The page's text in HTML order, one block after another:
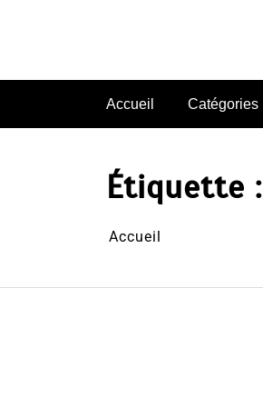
Accueil Catégories
Étiquette :
Accueil